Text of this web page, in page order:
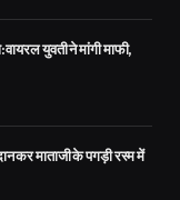
वायरल युवती ने मांगी माफी,
कर माताजी के पगड़ी रस्म में